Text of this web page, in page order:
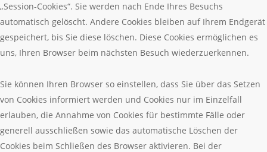
„Session-Cookies“. Sie werden nach Ende Ihres Besuchs
automatisch gelöscht. Andere Cookies bleiben auf Ihrem Endgerät
gespeichert, bis Sie diese löschen. Diese Cookies ermöglichen es
uns, Ihren Browser beim nächsten Besuch wiederzuerkennen.
Sie können Ihren Browser so einstellen, dass Sie über das Setzen
von Cookies informiert werden und Cookies nur im Einzelfall
erlauben, die Annahme von Cookies für bestimmte Fälle oder
generell ausschließen sowie das automatische Löschen der
Cookies beim Schließen des Browser aktivieren. Bei der